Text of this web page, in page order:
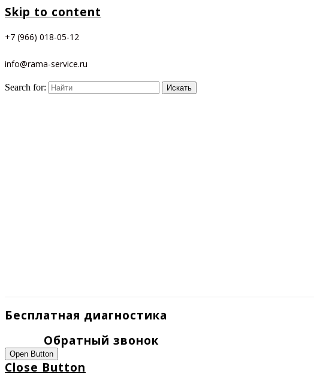
Skip to content
+7 (966) 018-05-12
info@rama-service.ru
Search for:
Бесплатная диагностика
Обратный звонок
Open Button
Close Button